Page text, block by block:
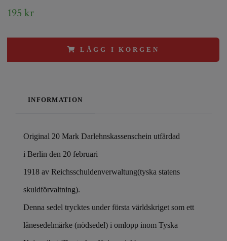
195 kr
LÄGG I KORGEN
INFORMATION
Original 20 Mark Darlehnskassenschein utfärdad
i Berlin den 20 februari
1918 av Reichsschuldenverwaltung(tyska statens
skuldförvaltning).
Denna sedel trycktes under första världskriget som ett
lånesedelmärke (nödsedel) i omlopp inom Tyska